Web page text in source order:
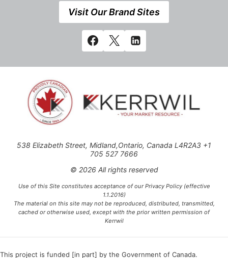
Visit Our Brand Sites
538 Elizabeth Street, Midland,Ontario, Canada L4R2A3 +1
705 527 7666
© 2026 All rights reserved
Use of this Site constitutes acceptance of our Privacy Policy (effective
1.1.2016)
The material on this site may not be reproduced, distributed, transmitted,
cached or otherwise used, except with the prior written permission of
Kerrwil
This project is funded [in part] by the Government of Canada.